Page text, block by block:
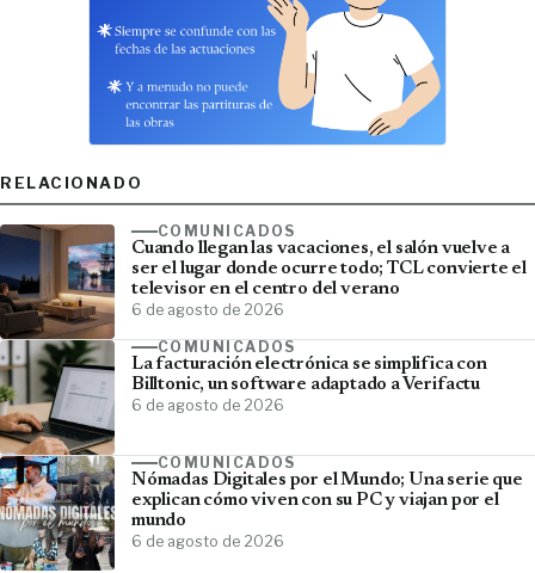
RELACIONADO
COMUNICADOS
Cuando llegan las vacaciones, el salón vuelve a
ser el lugar donde ocurre todo; TCL convierte el
televisor en el centro del verano
6 de agosto de 2026
COMUNICADOS
La facturación electrónica se simplifica con
Billtonic, un software adaptado a Verifactu
6 de agosto de 2026
COMUNICADOS
Nómadas Digitales por el Mundo; Una serie que
explican cómo viven con su PC y viajan por el
mundo
6 de agosto de 2026